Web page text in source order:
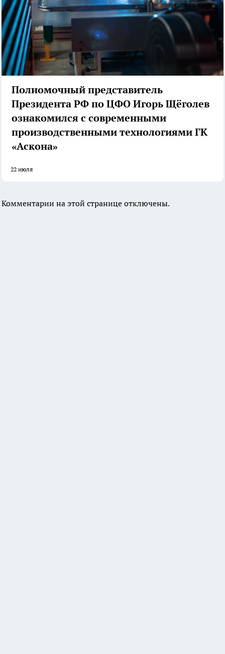
Полномочный представитель
Президента РФ по ЦФО Игорь Щёголев
ознакомился с современными
производственными технологиями ГК
«Аскона»
22 июля
Комментарии на этой странице отключены.